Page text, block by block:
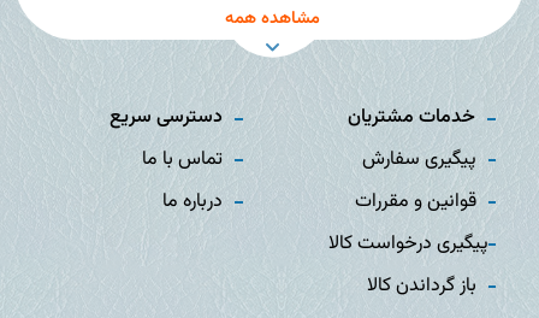
مشاهده همه
خدمات مشتریان
پیگیری سفارش
قوانین و مقررات
پیگیری درخواست کالا
باز گرداندن کالا
دسترسی سریع
تماس با ما
درباره ما